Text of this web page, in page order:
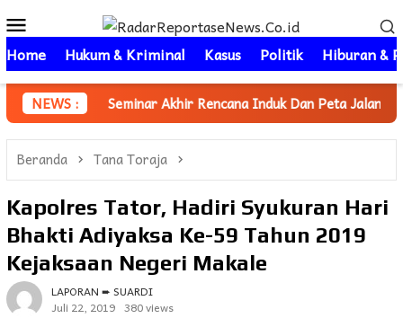
ke
kontenMobile
Home Hukum & Kriminal Kasus Politik Hiburan &
NEWS :
Seminar Akhir Rencana Induk Dan Peta Jalan Pemajuan
Beranda Tana Toraja
Kapolres Tator, Hadiri Syukuran Hari
Bhakti Adiyaksa Ke-59 Tahun 2019
Kejaksaan Negeri Makale
LAPORAN ➨ SUARDI
Juli 22, 2019 380 views